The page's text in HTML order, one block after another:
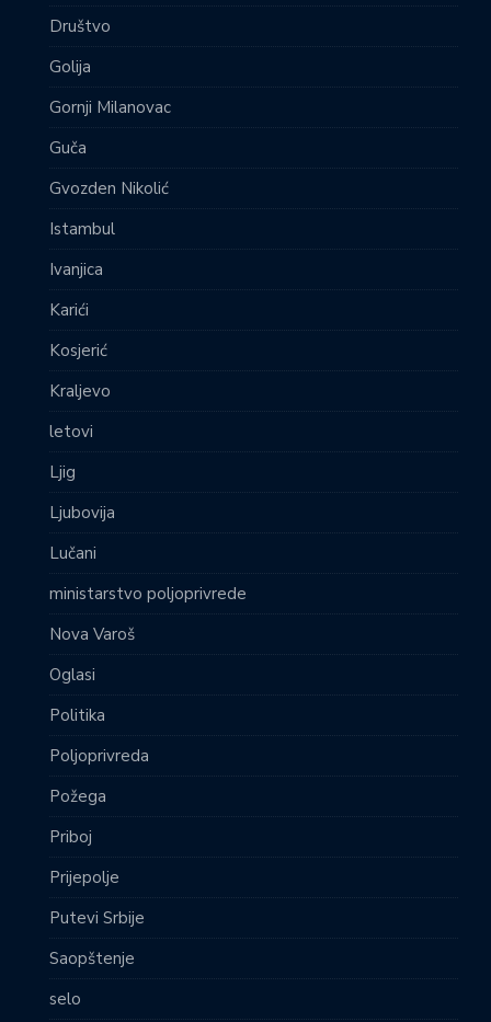
Društvo
Golija
Gornji Milanovac
Guča
Gvozden Nikolić
Istambul
Ivanjica
Karići
Kosjerić
Kraljevo
letovi
Ljig
Ljubovija
Lučani
ministarstvo poljoprivrede
Nova Varoš
Oglasi
Politika
Poljoprivreda
Požega
Priboj
Prijepolje
Putevi Srbije
Saopštenje
selo